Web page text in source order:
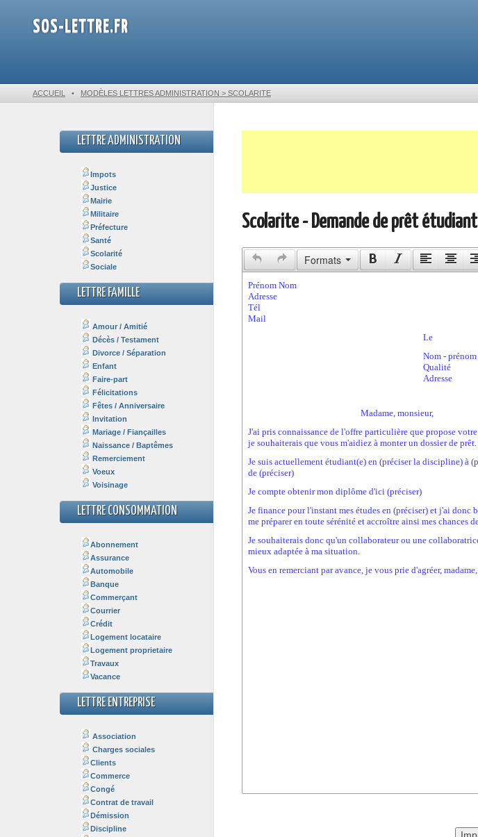
SOS-LETTRE.FR
ACCUEIL • MODÈLES LETTRES ADMINISTRATION > SCOLARITE
LETTRE ADMINISTRATION
Impots
Justice
Mairie
Militaire
Préfecture
Santé
Scolarité
Sociale
LETTRE FAMILLE
Amour / Amitié
Décès / Testament
Divorce / Séparation
Enfant
Faire-part
Félicitations
Fêtes / Anniversaire
Invitation
Mariage / Fiançailles
Naissance / Baptêmes
Remerciement
Voeux
Voisinage
LETTRE CONSOMMATION
Abonnement
Assurance
Automobile
Banque
Commerçant
Courrier
Crédit
Logement locataire
Logement proprietaire
Travaux
Vacance
LETTRE ENTREPRISE
Association
Charges sociales
Clients
Commerce
Congé
Contrat de travail
Démission
Discipline
Scolarite - Demande de prêt étudiant
Formats